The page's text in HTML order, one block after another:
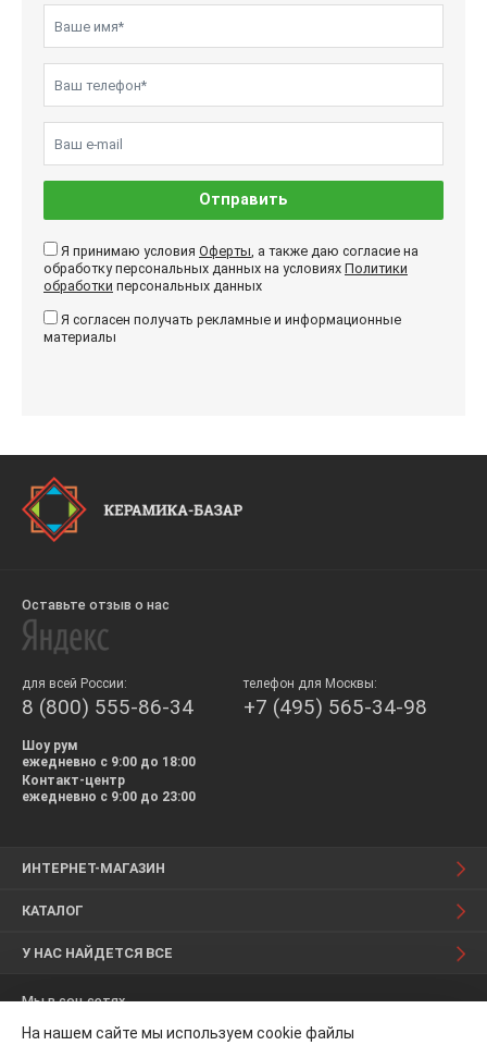
Отправить
Я принимаю условия Оферты, а также даю согласие на
обработку персональных данных на условиях Политики
обработки персональных данных
Я согласен получать рекламные и информационные
материалы
Оставьте отзыв о нас
Мы в соц.сетях
для всей России:
8 (800) 555-86-34
телефон для Москвы:
+7 (495) 565-34-98
Шоу рум
ежедневно с 9:00 до 18:00
Контакт-центр
ежедневно с 9:00 до 23:00
ИНТЕРНЕТ-МАГАЗИН
КАТАЛОГ
У НАС НАЙДЕТСЯ ВСЕ
На нашем сайте мы используем cookie файлы